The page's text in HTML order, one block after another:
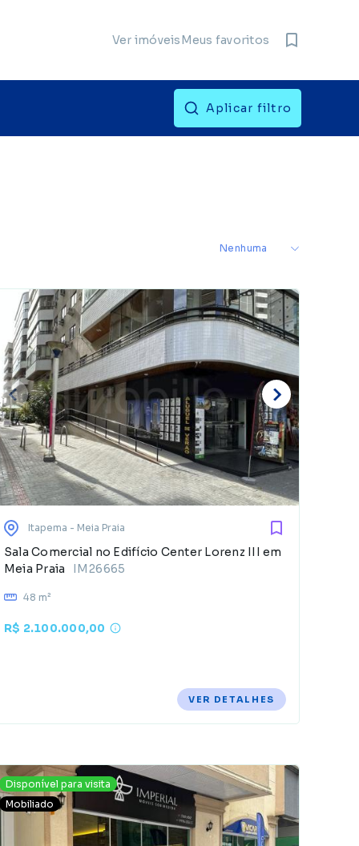
Ver imóveisMeus favoritos
Aplicar filtro
Itapema - Meia Praia
Sala Comercial no Edifício Center Lorenz III em
Meia Praia
IM26665
48 m²
R$ 2.100.000,00
VER DETALHES
Disponível para visita
Mobiliado